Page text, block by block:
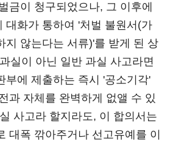
금이 청구되었으나, 그 이후에
대화가 통하여 '처벌 불원서(가
지 않는다는 서류)'를 받게 된 상
실이 아닌 일반 과실 사고라면
부에 제출하는 즉시 '공소기각'
과 자체를 완벽하게 없앨 수 있
사고라 할지라도, 이 합의서는
대폭 깎아주거나 선고유예를 이